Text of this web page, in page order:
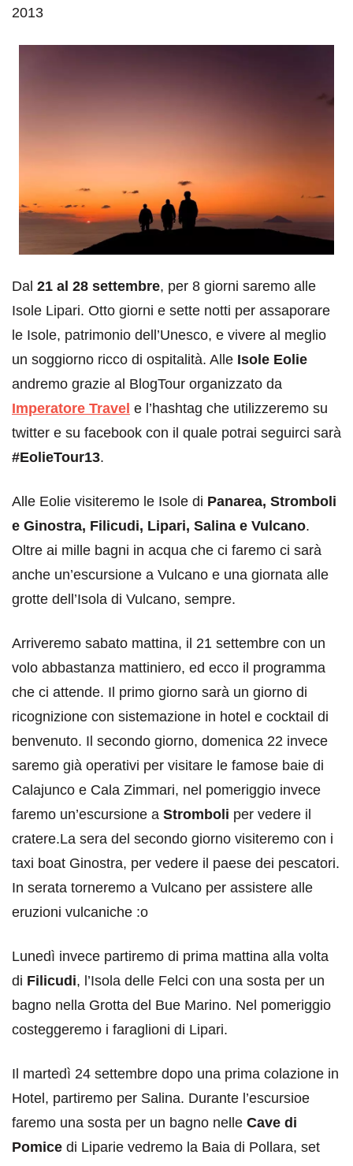
2013
Dal 21 al 28 settembre, per 8 giorni saremo alle
Isole Lipari. Otto giorni e sette notti per assaporare
le Isole, patrimonio dell’Unesco, e vivere al meglio
un soggiorno ricco di ospitalità. Alle Isole Eolie
andremo grazie al BlogTour organizzato da
Imperatore Travel e l’hashtag che utilizzeremo su
twitter e su facebook con il quale potrai seguirci sarà
#EolieTour13.
Alle Eolie visiteremo le Isole di Panarea, Stromboli
e Ginostra, Filicudi, Lipari, Salina e Vulcano.
Oltre ai mille bagni in acqua che ci faremo ci sarà
anche un’escursione a Vulcano e una giornata alle
grotte dell’Isola di Vulcano, sempre.
Arriveremo sabato mattina, il 21 settembre con un
volo abbastanza mattiniero, ed ecco il programma
che ci attende. Il primo giorno sarà un giorno di
ricognizione con sistemazione in hotel e cocktail di
benvenuto. Il secondo giorno, domenica 22 invece
saremo già operativi per visitare le famose baie di
Calajunco e Cala Zimmari, nel pomeriggio invece
faremo un’escursione a Stromboli per vedere il
cratere.La sera del secondo giorno visiteremo con i
taxi boat Ginostra, per vedere il paese dei pescatori.
In serata torneremo a Vulcano per assistere alle
eruzioni vulcaniche :o
Lunedì invece partiremo di prima mattina alla volta
di Filicudi, l’Isola delle Felci con una sosta per un
bagno nella Grotta del Bue Marino. Nel pomeriggio
costeggeremo i faraglioni di Lipari.
Il martedì 24 settembre dopo una prima colazione in
Hotel, partiremo per Salina. Durante l’escursioe
faremo una sosta per un bagno nelle Cave di
Pomice di Liparie vedremo la Baia di Pollara, set